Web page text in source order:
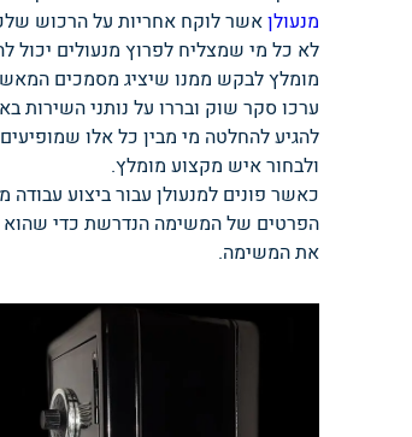
מנעולןאשר לוקח אחריות על הרכוש
לא כל מי שמצליח לפרוץ מנעולים
מומלץ לבקש ממנו שיציג מסמכים
ערכו סקר שוק ובררו על נותני השירות
להגיע להחלטה מי מבין כל אלו
ולבחור איש מקצוע מומלץ.
כאשר פונים למנעולן עבור ביצוע
הפרטים של המשימה הנדרשת כדי שהוא
את המשימה.